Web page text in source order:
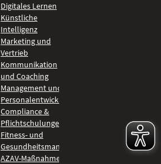
Digitales Lernen
Künstliche
Intelligenz
Marketing und
Vertrieb
Kommunikation
und Coaching
Management und
Personalentwicklung
Compliance &
Pflichtschulungen
Fitness- und
Gesundheitsmanagement
AZAV-Maßnahmen